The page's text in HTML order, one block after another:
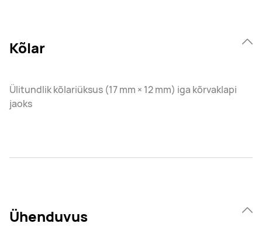
Kõlar
Ülitundlik kõlariüksus (17 mm × 12 mm) iga kõrvaklapi
jaoks
Ühenduvus